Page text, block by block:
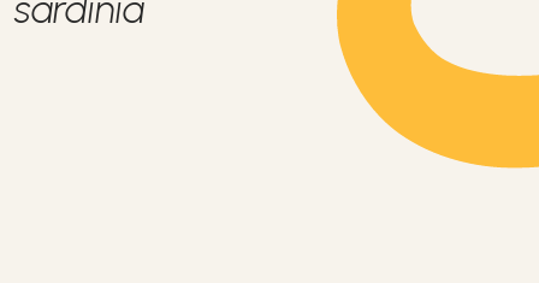
sardinia